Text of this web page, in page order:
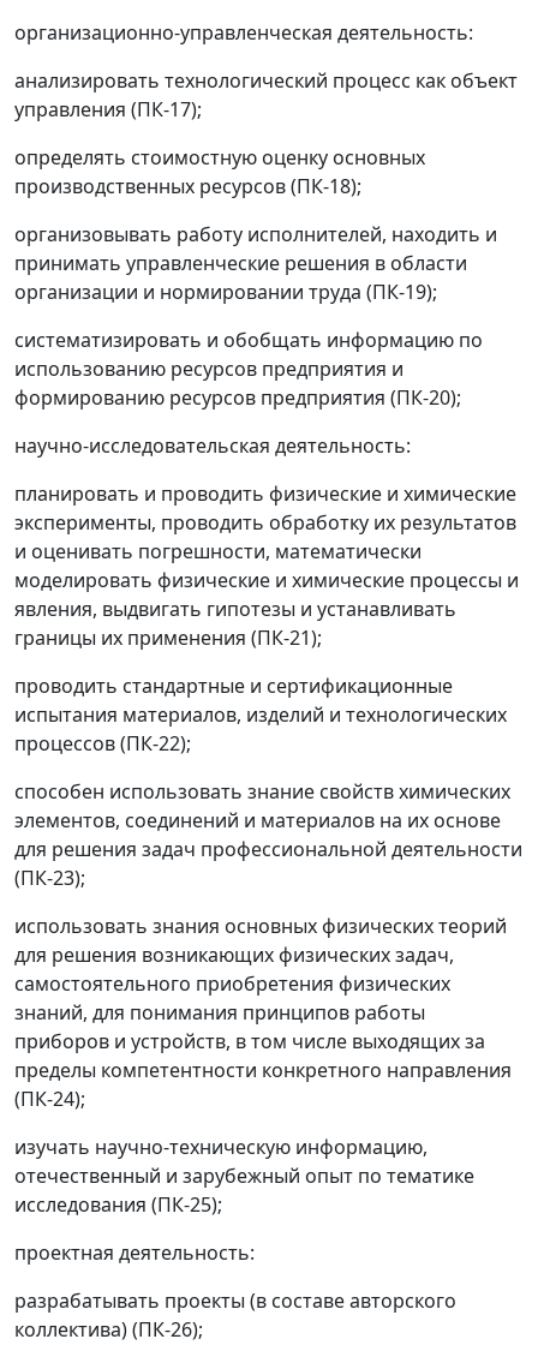
организационно-управленческая деятельность:
анализировать технологический процесс как объект
управления (ПК-17);
определять стоимостную оценку основных
производственных ресурсов (ПК-18);
организовывать работу исполнителей, находить и
принимать управленческие решения в области
организации и нормировании труда (ПК-19);
систематизировать и обобщать информацию по
использованию ресурсов предприятия и
формированию ресурсов предприятия (ПК-20);
научно-исследовательская деятельность:
планировать и проводить физические и химические
эксперименты, проводить обработку их результатов
и оценивать погрешности, математически
моделировать физические и химические процессы и
явления, выдвигать гипотезы и устанавливать
границы их применения (ПК-21);
проводить стандартные и сертификационные
испытания материалов, изделий и технологических
процессов (ПК-22);
способен использовать знание свойств химических
элементов, соединений и материалов на их основе
для решения задач профессиональной деятельности
(ПК-23);
использовать знания основных физических теорий
для решения возникающих физических задач,
самостоятельного приобретения физических
знаний, для понимания принципов работы
приборов и устройств, в том числе выходящих за
пределы компетентности конкретного направления
(ПК-24);
изучать научно-техническую информацию,
отечественный и зарубежный опыт по тематике
исследования (ПК-25);
проектная деятельность:
разрабатывать проекты (в составе авторского
коллектива) (ПК-26);